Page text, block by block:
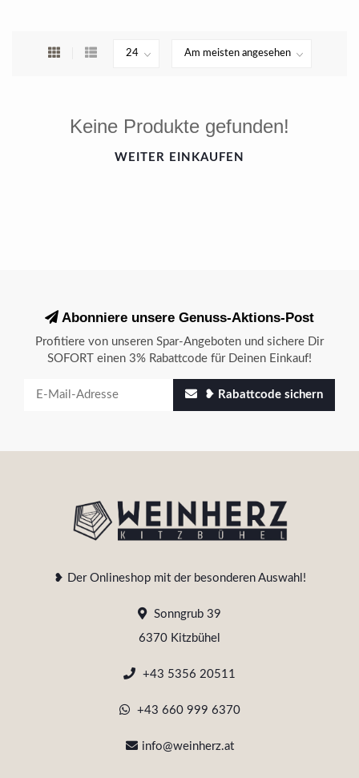
Keine Produkte gefunden!
WEITER EINKAUFEN
Abonniere unsere Genuss-Aktions-Post
Profitiere von unseren Spar-Angeboten und sichere Dir
SOFORT einen 3% Rabattcode für Deinen Einkauf!
❥ Rabattcode sichern
❥ Der Onlineshop mit der besonderen Auswahl!
Sonngrub 39
6370 Kitzbühel
+43 5356 20511
+43 660 999 6370
info@weinherz.at